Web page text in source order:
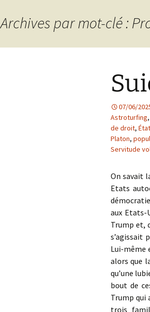
Archives par mot-clé :
07/06/
Astroturfing
de droit,
Platon,
Servitude
On savait
Etats
aux Etats-
Trump et,
s’agissait
Lui-même
alors que
qu’une
bout de
Trump qui
trois